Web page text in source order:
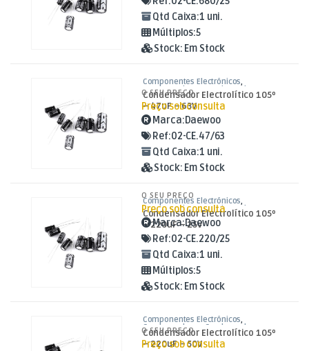
Qtd Caixa:1 uni.
Múltiplos:5
Stock: Em Stock
Componentes Electrónicos,
Condensadores
Condensadores
Electrolíticos
Condensador Electrolítico 105º
– 47uF – 63V
O SEU PREÇO
Preço sob consulta
Marca:Daewoo
Ref:02-CE.47/63
Qtd Caixa:1 uni.
Stock: Em Stock
Componentes Electrónicos
Condensadores,Condensadores
Electrolíticos
Condensador Electrolítico 105º
– 220uF – 25V
O SEU PREÇO
Preço sob consulta
Marca:Daewoo
Ref:02-CE.220/25
Qtd Caixa:1 uni.
Múltiplos:5
Stock: Em Stock
Componentes Electrónicos,
Condensadores
Condensadores
Electrolíticos
Condensador Electrolítico 105º
– 220uF – 50V
O SEU PREÇO
Preço sob consulta